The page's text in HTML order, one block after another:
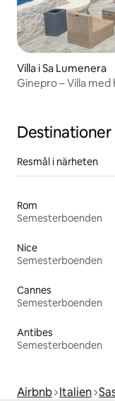
Villa i Sa Lumenera
Ginepro – Villa
Resmål i närheten
Rom
Semesterboenden
Nice
Semesterboenden
Cannes
Semesterboenden
Antibes
Semesterboenden
Airbnb Italien